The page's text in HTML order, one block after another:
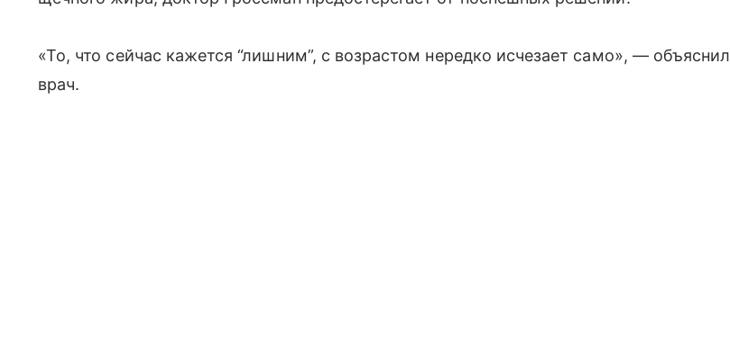
«То, что сейчас кажется “лишним”, с возрастом нередко исчезает само», — объяснил
врач.